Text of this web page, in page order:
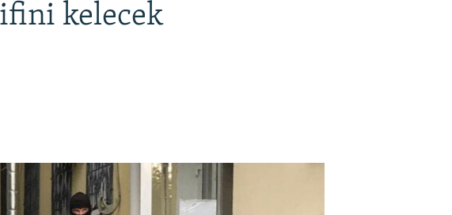
kelecek